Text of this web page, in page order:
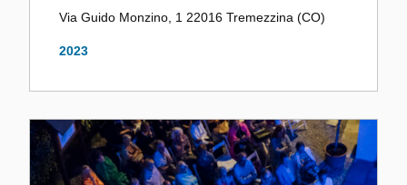
Via Guido Monzino, 1 22016 Tremezzina (CO)
2023